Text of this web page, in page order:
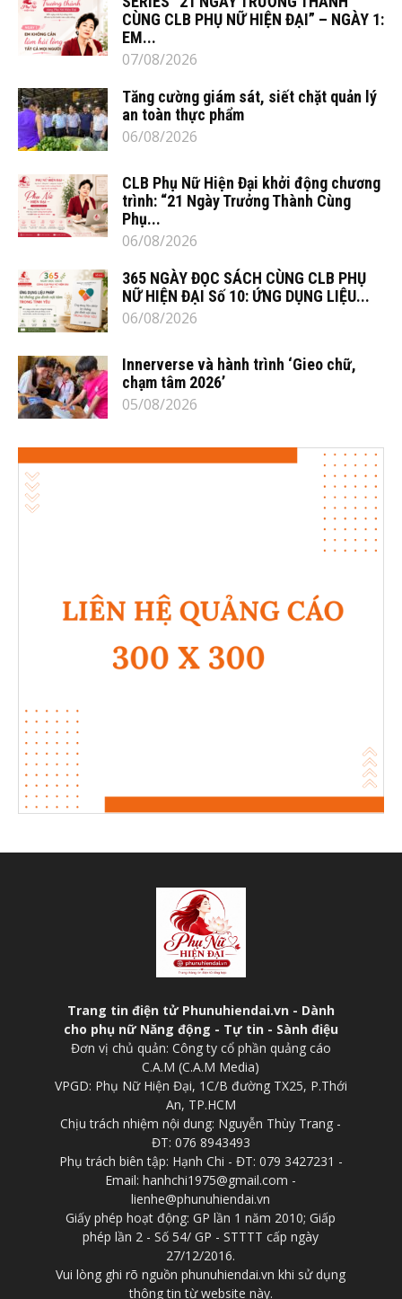
CÙNG CLB PHỤ NỮ HIỆN ĐẠI” – NGÀY 1:
EM...
07/08/2026
Tăng cường giám sát, siết chặt quản lý
an toàn thực phẩm
06/08/2026
CLB Phụ Nữ Hiện Đại khởi động chương
trình: “21 Ngày Trưởng Thành Cùng
Phụ...
06/08/2026
365 NGÀY ĐỌC SÁCH CÙNG CLB PHỤ
NỮ HIỆN ĐẠI Số 10: ỨNG DỤNG LIỆU...
06/08/2026
Innerverse và hành trình ‘Gieo chữ,
chạm tâm 2026’
05/08/2026
Trang tin điện tử Phunuhiendai.vn - Dành
cho phụ nữ Năng động - Tự tin - Sành điệu
Đơn vị chủ quản: Công ty cổ phần quảng cáo
C.A.M (C.A.M Media)
VPGD: Phụ Nữ Hiện Đại, 1C/B đường TX25, P.Thới
An, TP.HCM
Chịu trách nhiệm nội dung: Nguyễn Thùy Trang -
ĐT: 076 8943493
Phụ trách biên tập: Hạnh Chi - ĐT: 079 3427231 -
Email: hanhchi1975@gmail.com -
lienhe@phunuhiendai.vn
Giấy phép hoạt động: GP lần 1 năm 2010; Giấp
phép lần 2 - Số 54/ GP - STTTT cấp ngày
27/12/2016.
Vui lòng ghi rõ nguồn phunuhiendai.vn khi sử dụng
thông tin từ website này.